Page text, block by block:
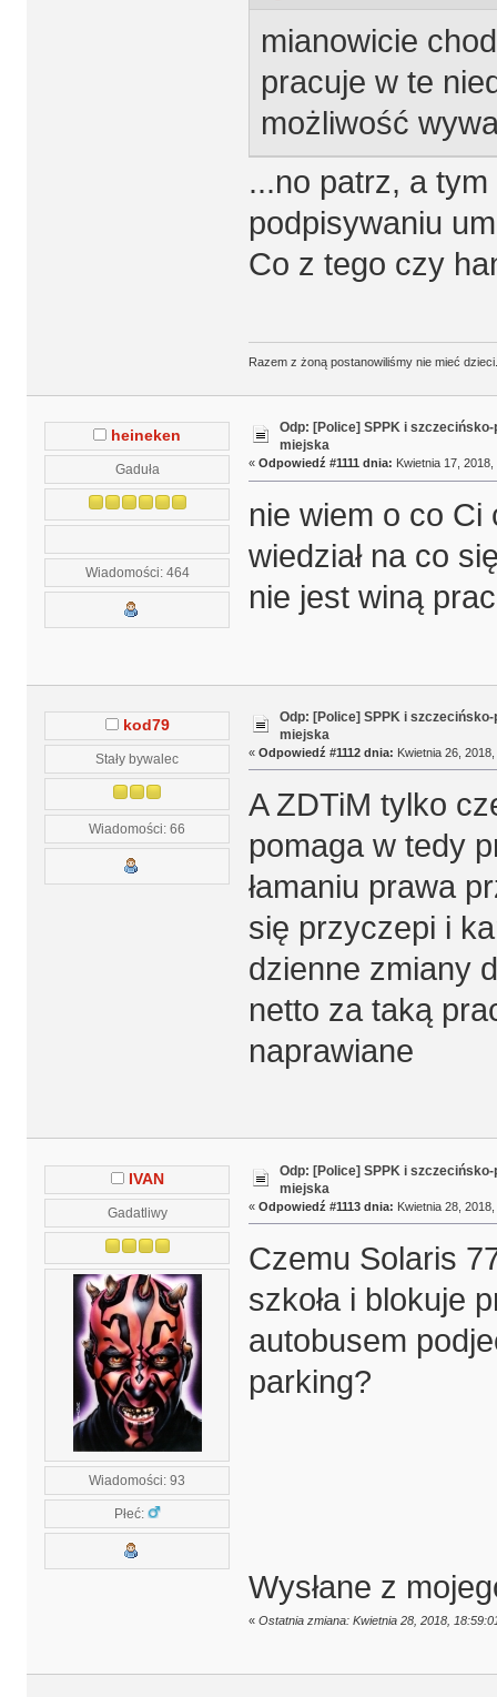
mianowicie
pracuje w te
możliwość
...no patrz, a
podpisywaniu
Co z tego czy
Razem z żoną postanowiliśmy nie mieć
heineken
Gaduła
Wiadomości: 464
Odp: [Police] SPPK i
miejska
« Odpowiedź #1111 dnia: Kwietnia 17,
nie wiem o co
wiedział na co
nie jest winą
kod79
Stały bywalec
Wiadomości: 66
Odp: [Police] SPPK i
miejska
« Odpowiedź #1112 dnia: Kwietnia 26,
A ZDTiM tylko
pomaga w tedy
łamaniu prawa
się przyczepi i
dzienne zmiany
netto za taką
naprawiane
IVAN
Gadatliwy
Wiadomości: 93
Płeć:
Odp: [Police] SPPK i
miejska
« Odpowiedź #1113 dnia: Kwietnia 28,
Czemu Solaris
szkoła i blokuje
autobusem
parking?
Wysłane z
« Ostatnia zmiana: Kwietnia 28, 2018,